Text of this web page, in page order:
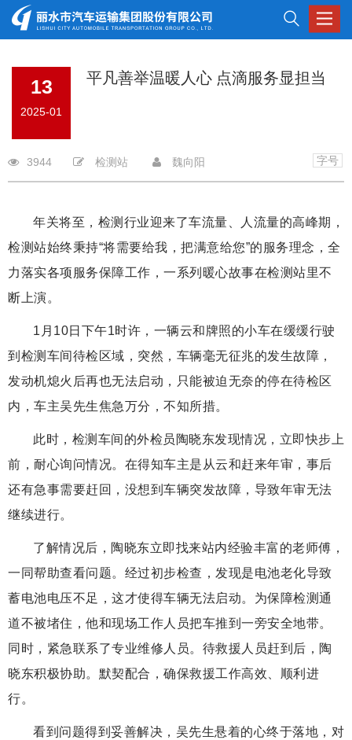
Toggle
平凡善举温暖人心 点滴服务显担当
13
2025-01
3944 检测站 魏向阳 字号
年关将至，检测行业迎来了车流量、人流量的高峰期，
检测站始终秉持“将需要给我，把满意给您”的服务理念，全
力落实各项服务保障工作，一系列暖心故事在检测站里不
断上演。
1月10日下午1时许，一辆云和牌照的小车在缓缓行驶
到检测车间待检区域，突然，车辆毫无征兆的发生故障，
发动机熄火后再也无法启动，只能被迫无奈的停在待检区
内，车主吴先生焦急万分，不知所措。
此时，检测车间的外检员陶晓东发现情况，立即快步上
前，耐心询问情况。在得知车主是从云和赶来年审，事后
还有急事需要赶回，没想到车辆突发故障，导致年审无法
继续进行。
了解情况后，陶晓东立即找来站内经验丰富的老师傅，
一同帮助查看问题。经过初步检查，发现是电池老化导致
蓄电池电压不足，这才使得车辆无法启动。为保障检测通
道不被堵住，他和现场工作人员把车推到一旁安全地带。
同时，紧急联系了专业维修人员。待救援人员赶到后，陶
晓东积极协助。默契配合，确保救援工作高效、顺利进
行。
看到问题得到妥善解决，吴先生悬着的心终于落地，对